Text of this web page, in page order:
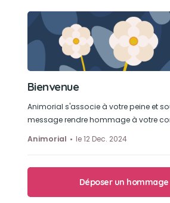
donc son jouet préféré c'est nos
Son loisir préféré
dormir, il adorait ça
Bienvenue
Animorial s'associe à votre peine et
message rendre hommage à votre
Animorial
le 12 Dec. 2024
Déposer un hommage